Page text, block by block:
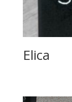
Elica